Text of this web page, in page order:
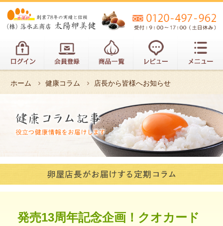
ホーム 健康コラム 店長から皆様へお知らせ
発売13周年記念企画！クオカード